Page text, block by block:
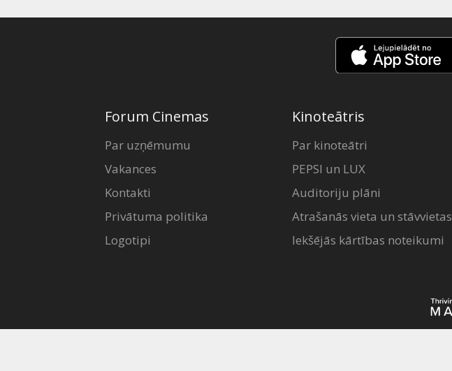
Forum Cinemas
Par uzņēmumu
Vakances
Kontakti
Privātuma politika
Logotipi
Kinoteātris
Par kinoteātri
PEPSI un LUX
Auditoriju plāni
Atrašanās vieta un stāvvietas
Iekšējās kārtības noteikumi